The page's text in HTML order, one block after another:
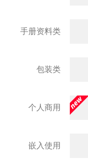
手册资料类
包装类
个人商用
嵌入使用